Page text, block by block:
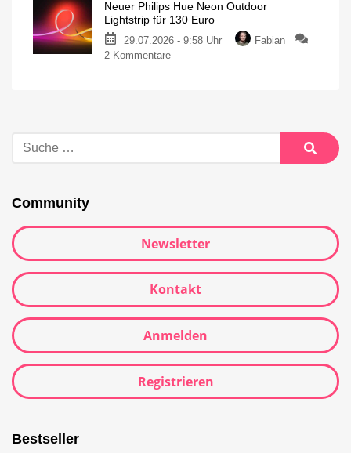
Neuer Philips Hue Neon Outdoor
Lightstrip für 130 Euro
29.07.2026 - 9:58 Uhr
Fabian
2 Kommentare
Community
Newsletter
Kontakt
Anmelden
Registrieren
Bestseller